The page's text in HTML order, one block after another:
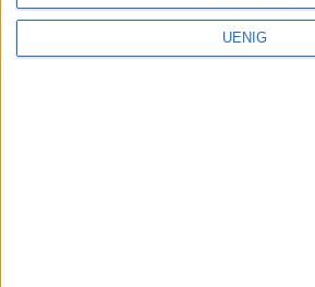
UENIG
tips@vartoslo.no